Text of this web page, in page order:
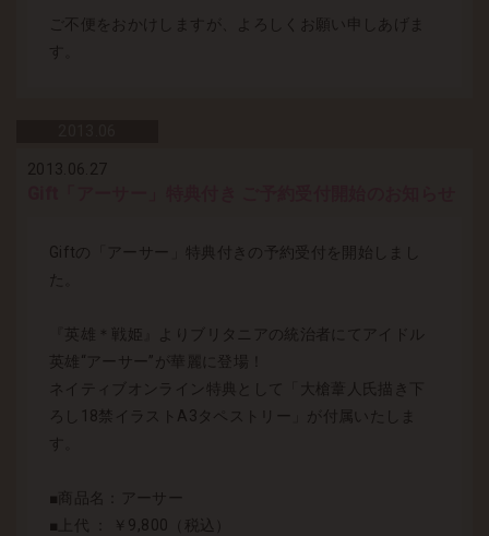
ご不便をおかけしますが、よろしくお願い申しあげま
す。
2013.06.27
Giftの「アーサー」特典付きの予約受付を開始しまし
た。
『英雄＊戦姫』よりブリタニアの統治者にてアイドル
英雄“アーサー”が華麗に登場！
ネイティブオンライン特典として「大槍葦人氏描き下
ろし18禁イラストA3タペストリー」が付属いたしま
す。
■商品名：アーサー
■上代 ： ￥9,800（税込）